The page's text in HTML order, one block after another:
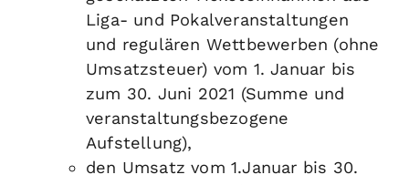
Liga- und Pokalveranstaltungen
und regulären Wettbewerben (ohne
Umsatzsteuer) vom 1. Januar bis
zum 30. Juni 2021 (Summe und
veranstaltungsbezogene
Aufstellung),
den Umsatz vom 1.Januar bis 30.